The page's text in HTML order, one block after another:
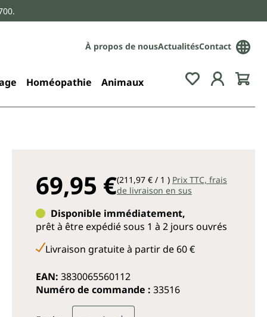
À propos de nousActualitésContact
Homéopathie Animaux
69,95 €(211,97 € / 1 ) Prix TTC, frais
de livraison en sus
Disponible immédiatement,
prêt à être expédié sous 1 à 2 jours ouvrés
Livraison gratuite à partir de 60 €
EAN: 3830065560112
Numéro de commande : 33516